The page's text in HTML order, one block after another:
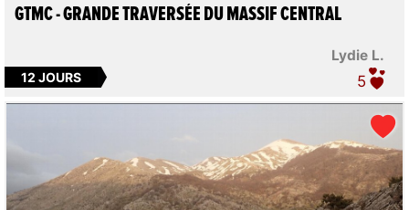
Lydie L.
GTMC - GRANDE TRAVERSÉE DU MASSIF CENTRAL
12 JOURS 5